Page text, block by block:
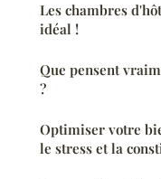
Les chambres
idéal !
Que pensent
?
Optimiser votre
le stress et la